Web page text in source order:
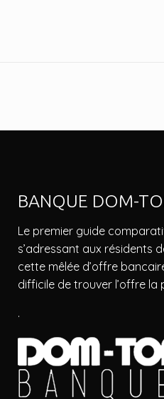
BANQUE DOM-
Le premier guide
s’adressant aux résidents
cette mêlée d’offre
difficile de trouver l’offre la
.